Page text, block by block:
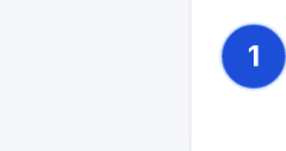
1